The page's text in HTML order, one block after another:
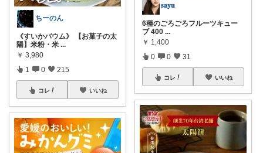
ちーのん
《すいかバウム》 【お菓子の太
陽】米粉・米 ...
￥ 3,980
1 0 215
コレ いいね
𝐬𝐚𝐲𝐮
6種のごろごろフルーツキュー
ブ 400 ...
￥ 1,400
0 0 31
コレ いいね